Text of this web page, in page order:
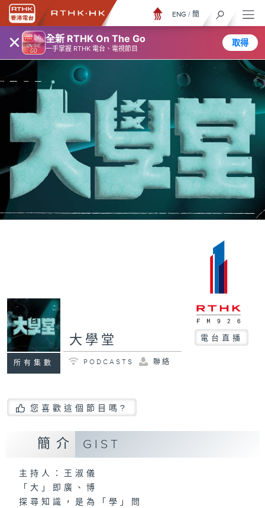
× 全新 RTHK On The Go
一手掌握 RTHK 電台、電視節目
取得
ENG / 簡
所有集數
大學堂 電台直播
PODCASTS 聯絡
您喜歡這個節目嗎?
簡介 GIST
主持人：王淑儀
「大」即廣、博
探尋知識，是為「學」問